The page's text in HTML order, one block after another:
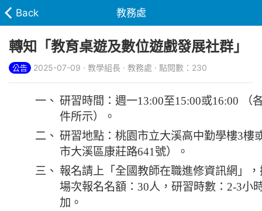
Back 教務處
轉知「教育桌遊及數位遊戲發展社群」
公告 2025-07-09 · 教學組長 · 教務處 · 點閱數：230
一、 研習時間：週一13:00至15:00或16:00 （
件所示）。
二、 研習地點：桃園市立大溪高中勤學樓3樓
市大溪區康莊路641號）。
三、 報名請上「全國教師在職進修資訊網」
場次報名名額：30人，研習時數：2-3小
加。